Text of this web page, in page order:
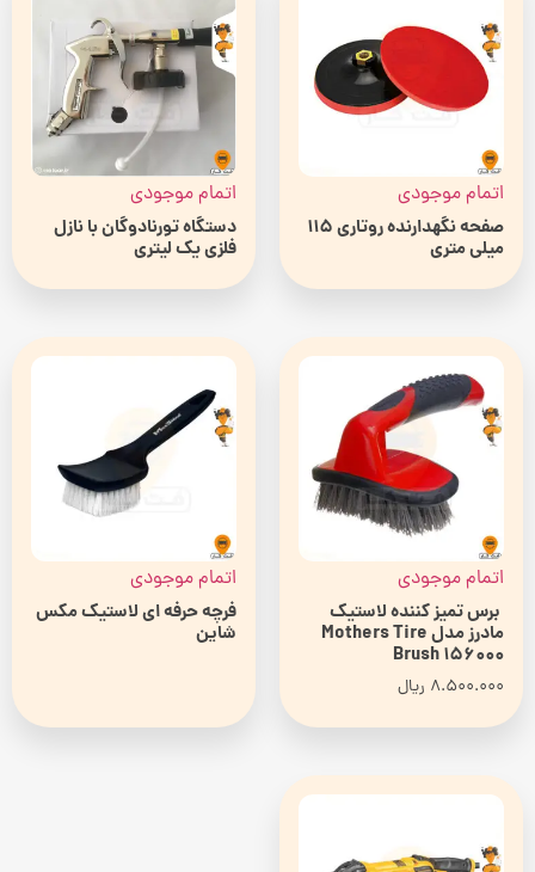
اتمام موجودی
صفحه نگهدارنده روتاری 115
میلی متری
اتمام موجودی
دستگاه تورنادوگان با نازل
فلزی یک لیتری
اتمام موجودی
برس تمیز کننده لاستیک
مادرز مدل Mothers Tire
Brush 156000
8.500.000 ریال
اتمام موجودی
فرچه حرفه ای لاستیک مکس
شاین